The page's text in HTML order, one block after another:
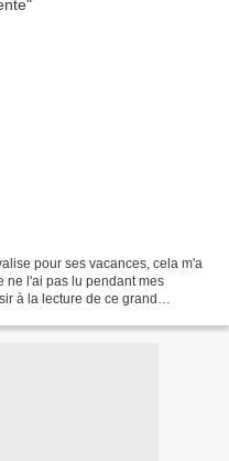
pour ses vacances, cela m'a
ne l'ai pas lu pendant mes
à la lecture de ce grand